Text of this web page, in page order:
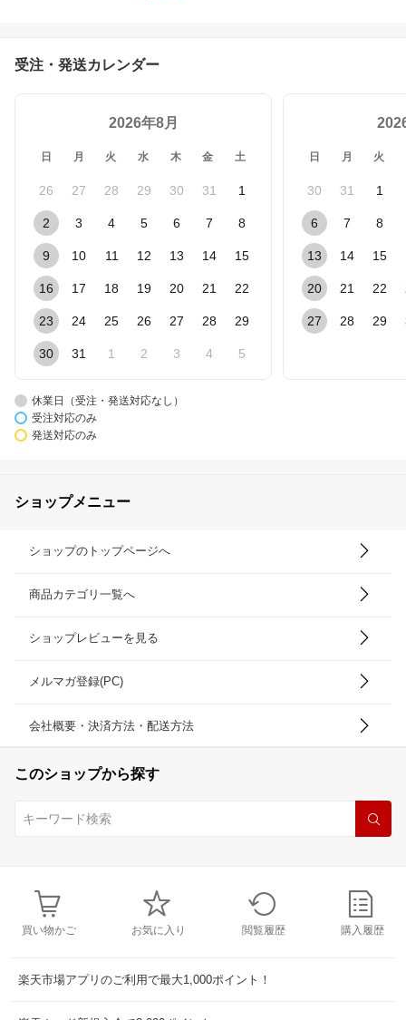
受注・発送カレンダー
2026年8月
日 月 火 水 木 金 土
26 27 28 29 30 31 1
2 3 4 5 6 7 8
9 10 11 12 13 14 15
16 17 18 19 20 21 22
23 24 25 26 27 28 29
30 31 1 2 3 4 5
日 月 火
30 31 1
6 7 8
13 14 15
20 21 22
27 28 29
休業日（受注・発送対応なし）
受注対応のみ
発送対応のみ
ショップメニュー
ショップのトップページへ
商品カテゴリ一覧へ
ショップレビューを見る
メルマガ登録(PC)
会社概要・決済方法・配送方法
このショップから探す
買い物かご お気に入り 閲覧履歴 購入履歴
楽天市場アプリのご利用で最大1,000ポイント！